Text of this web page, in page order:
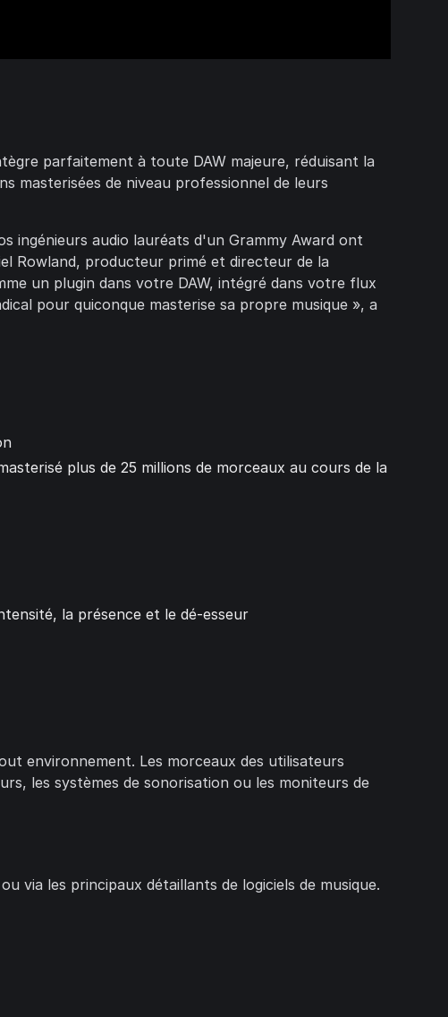
parfaitement à toute DAW majeure, réduisant la
masterisées de niveau professionnel de leurs
ingénieurs audio lauréats d'un Grammy Award ont
Rowland, producteur primé et directeur de la
un plugin dans votre DAW, intégré dans votre flux
pour quiconque masterise sa propre musique », a
plus de 25 millions de morceaux au cours de la
la présence et le dé-esseur
environnement. Les morceaux des utilisateurs
les systèmes de sonorisation ou les moniteurs de
via les principaux détaillants de logiciels de musique.